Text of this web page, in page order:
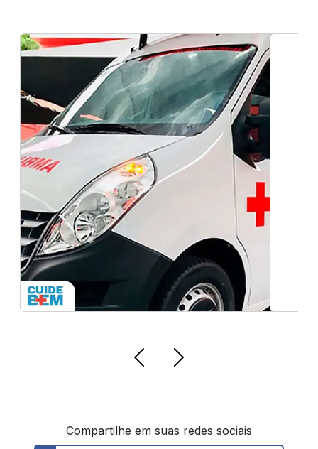
Empresa de ambulância com uti móvel
Compartilhe em suas redes sociais